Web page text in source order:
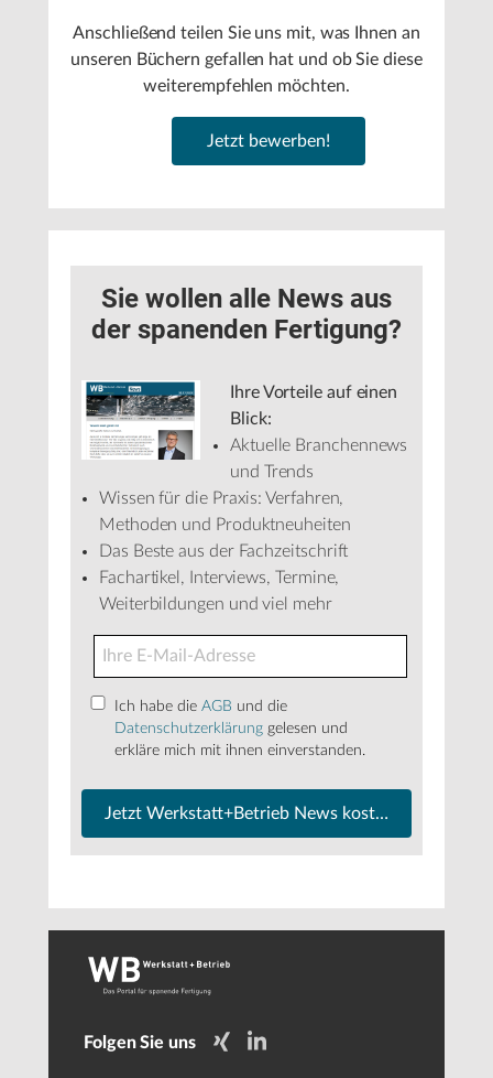
Anschließend teilen Sie uns mit, was Ihnen an
unseren Büchern gefallen hat und ob Sie diese
weiterempfehlen möchten.
Jetzt bewerben!
Sie wollen alle News aus
der spanenden Fertigung?
Ihre Vorteile auf einen
Blick:
Aktuelle Branchennews
und Trends
Wissen für die Praxis: Verfahren,
Methoden und Produktneuheiten
Das Beste aus der Fachzeitschrift
Fachartikel, Interviews, Termine,
Weiterbildungen und viel mehr
Ich habe die AGB und die
Datenschutzerklärung gelesen und
erkläre mich mit ihnen einverstanden.
Jetzt Werkstatt+Betrieb News kostenfrei
Folgen Sie uns